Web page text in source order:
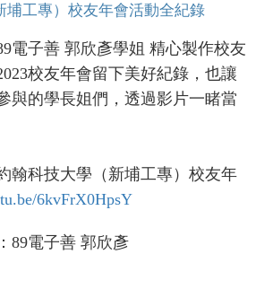
埔工專）校友年會活動全紀錄
子善 郭欣彥學姐 精心製作校友
校友年會留下美好紀錄，也讓
與的學長姐們，透過影片一睹當
科技大學（新埔工專）校友年
6kvFrX0HpsY
電子善 郭欣彥